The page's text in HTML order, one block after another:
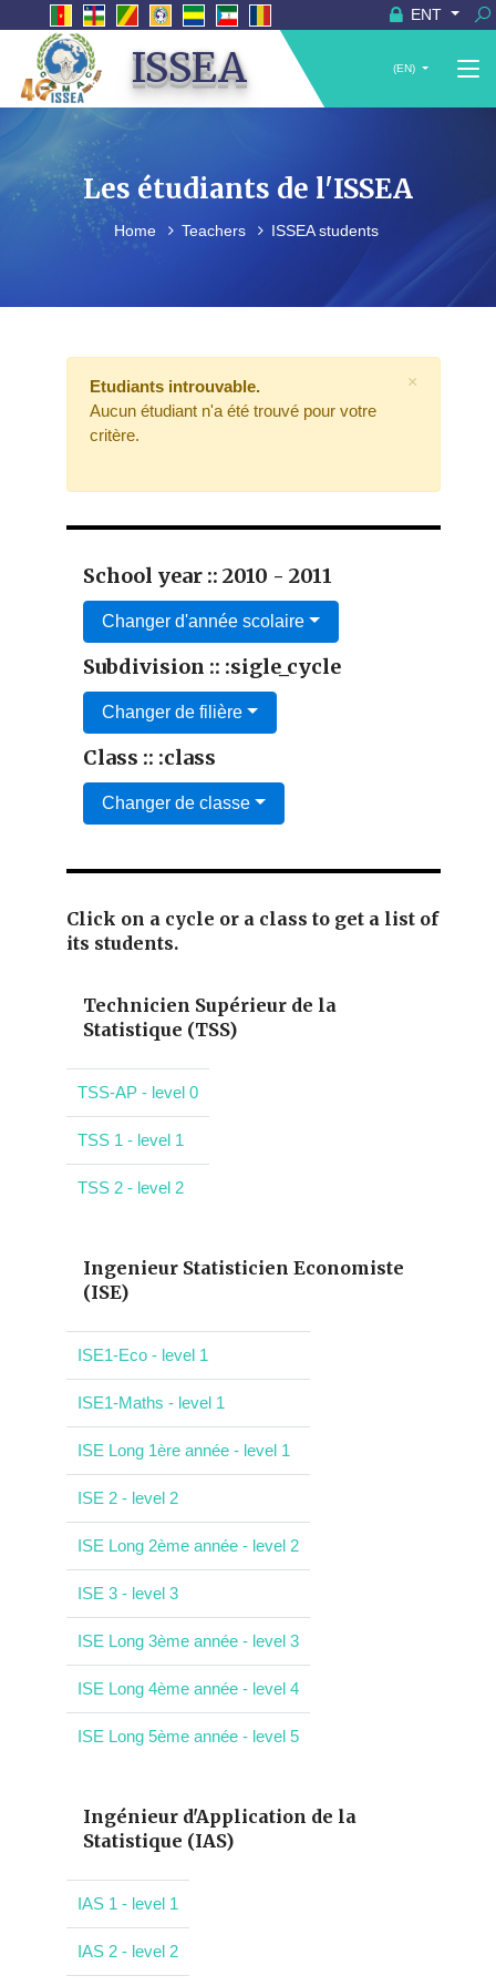
ENT
ISSEA (EN)
Les étudiants de l'ISSEA
Home Teachers ISSEA students
Etudiants introuvable.
Aucun étudiant n'a été trouvé pour votre
critère.
×
School year :: 2010 - 2011
Changer d'année scolaire
Subdivision :: :sigle_cycle
Changer de filière
Class :: :class
Changer de classe
Click on a cycle or a class to get a list of
its students.
Technicien Supérieur de la
Statistique (TSS)
TSS-AP - level 0
TSS 1 - level 1
TSS 2 - level 2
Ingenieur Statisticien Economiste
(ISE)
ISE1-Eco - level 1
ISE1-Maths - level 1
ISE Long 1ère année - level 1
ISE 2 - level 2
ISE Long 2ème année - level 2
ISE 3 - level 3
ISE Long 3ème année - level 3
ISE Long 4ème année - level 4
ISE Long 5ème année - level 5
Ingénieur d'Application de la
Statistique (IAS)
IAS 1 - level 1
IAS 2 - level 2